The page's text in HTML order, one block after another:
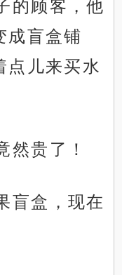
的顾客，他
成盲盒铺
点儿来买水
然贵了！
盲盒，现在